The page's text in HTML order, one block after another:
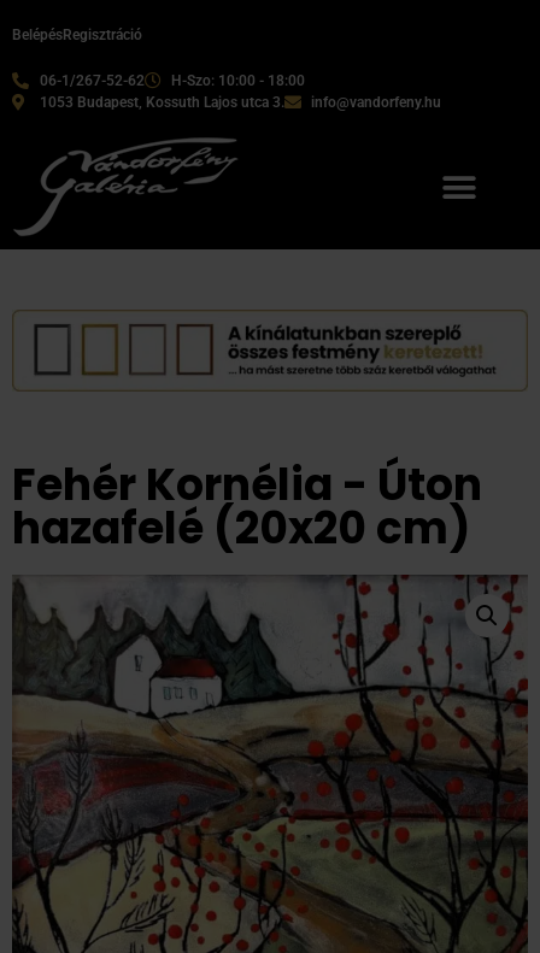
06-1/267-52-62
H-Szo: 10:00 - 18:00
1053 Budapest, Kossuth Lajos utca 3.
info@vandorfeny.hu
BelépésRegisztráció
Fehér Kornélia - Úton
hazafelé (20x20 cm)